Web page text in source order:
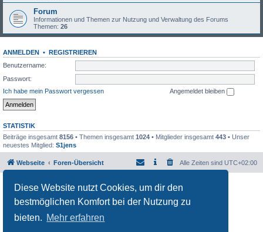
Diese Website nutzt Cookies, um dir den
bestmöglichen Komfort bei der Nutzung zu
bieten. Mehr erfahren
Forum
Informationen und Themen zur Nutzung und Verwaltung des Forums
Themen: 26
ANMELDEN •
REGISTRIEREN
Benutzername:
Passwort:
Ich habe mein Passwort vergessen
Angemeldet bleiben
STATISTIK
Beiträge insgesamt 8156 • Themen insgesamt 1024 • Mitglieder insgesamt 443 • Unser
neuestes Mitglied: S1jens
Webseite Foren-Übersicht Alle Zeiten sind UTC+02:00
Powered by phpBB
® Forum Software © phpBB Limited
Datenschutz|Nutzungsbedingungen